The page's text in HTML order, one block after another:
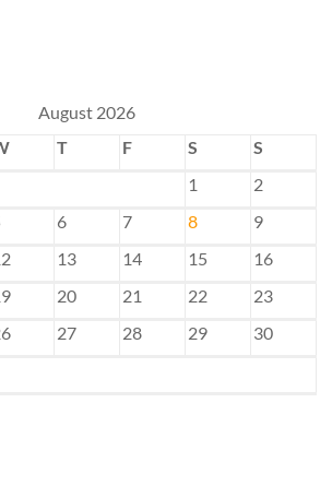
August 2026
T F S
S
1
2
6 7 8
9
13 14 15
16
20 21 22
23
27 28 29
30